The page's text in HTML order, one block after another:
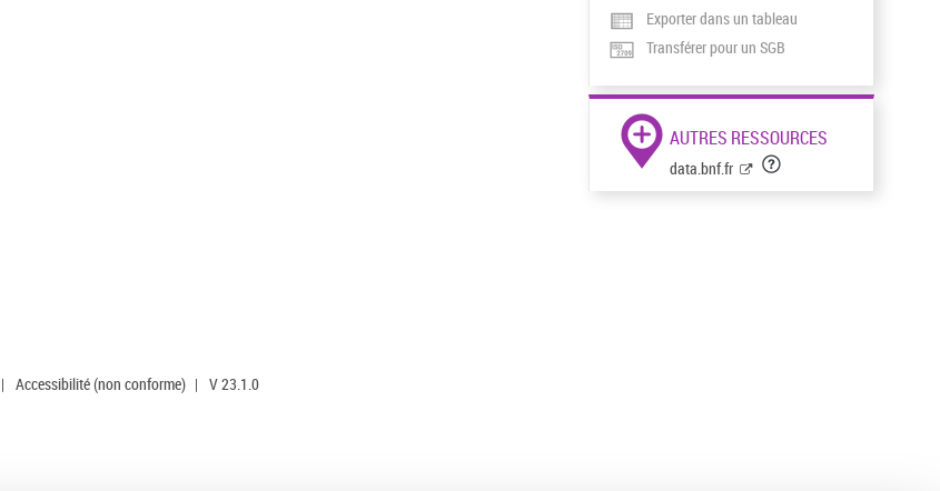
Exporter dans un tableau
Transférer pour un SGB
AUTRES RESSOURCES
data.bnf.fr
| Accessibilité (non conforme) | V 23.1.0